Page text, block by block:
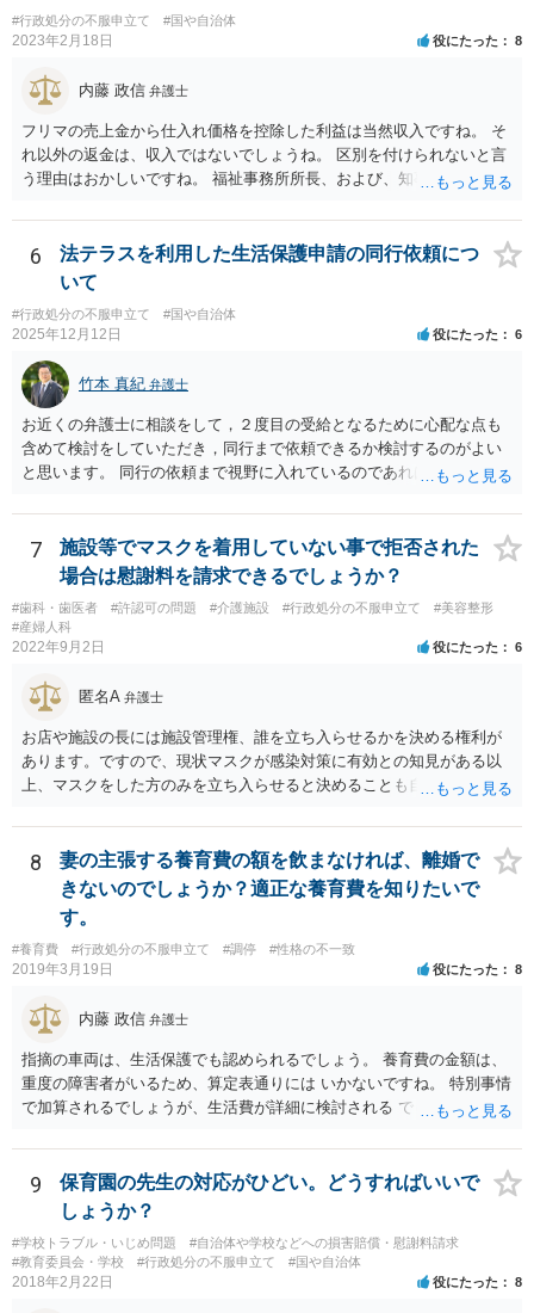
#行政処分の不服申立て #国や自治体
2023年2月18日 役にたった 8
内藤 政信 弁護士
フリマの売上金から仕入れ価格を控除した利益は当然収入ですね。 そ
れ以外の返金は、収入ではないでしょうね。 区別を付けられないと言
う理由はおかしいですね。 福祉事務所所長、および、知事、および、
でしょう。
6
法テラスを利用した生活保護申請の同行依頼につ
いて
#行政処分の不服申立て #国や自治体
2025年12月12日 役にたった 6
竹本 真紀 弁護士
お近くの弁護士に相談をして，２度目の受給となるために心配な点も
含めて検討をしていただき，同行まで依頼できるか検討するのがよい
と思います。 同行の依頼まで視野に入れているのであれば，お近くの
7
施設等でマスクを着用していない事で拒否された
場合は慰謝料を請求できるでしょうか？
#歯科・歯医者 #許認可の問題 #介護施設 #行政処分の不服申立て
#美容整形
#産婦人科
2022年9月2日 役にたった 6
匿名A 弁護士
お店や施設の長には施設管理権、誰を立ち入らせるかを決める権利が
あります。ですので、現状マスクが感染対策に有効との知見がある以
上、マスクをした方のみを立ち入らせると決めることも自由であり、
など公益的な側面のある業種ですと、公衆浴場法など各種業法で定め
られた理由以外での利用拒否は禁止されていますし、公の施設でもマ
スクなしだけでの利用拒否は問題となりえますが、民間のお店に対し
ては慰謝料の請求は認められないと考えられます。
8
妻の主張する養育費の額を飲まなければ、離婚で
きないのでしょうか？適正な養育費を知りたいで
す。
#養育費 #行政処分の不服申立て #調停 #性格の不一致
2019年3月19日 役にたった 8
内藤 政信 弁護士
指摘の車両は、生活保護でも認められるでしょう。 養育費の金額は、
重度の障害者がいるため、算定表通りには いかないですね。 特別事情
で加算されるでしょうが、生活費が詳細に検討される でしょう。 退職
が分与額になるでしょう。 一度家裁に離婚調停の申立てをしないと、
いつまで立っても、 目処がつかないかもしれないですね。
9
保育園の先生の対応がひどい。どうすればいいで
しょうか？
#学校トラブル・いじめ問題
#自治体や学校などへの損害賠償・慰謝料請求
#教育委員会・学校
#行政処分の不服申立て #国や自治体
2018年2月22日 役にたった 8